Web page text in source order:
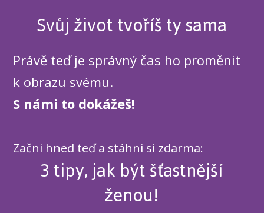
Svůj život tvoříš ty sama
Právě teď je správný čas ho proměnit
k obrazu svému.
S námi to dokážeš!
Začni hned teď a stáhni si zdarma:
3 tipy, jak být šťastnější
ženou!